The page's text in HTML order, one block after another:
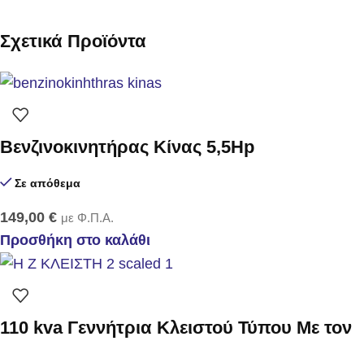
Σχετικά Προϊόντα
Βενζινοκινητήρας Κίνας 5,5Hp
Σε απόθεμα
149,00 € με Φ.Π.Α.
Προσθήκη στο καλάθι
110 kva Γεννήτρια Κλειστού Τύπου Με τον